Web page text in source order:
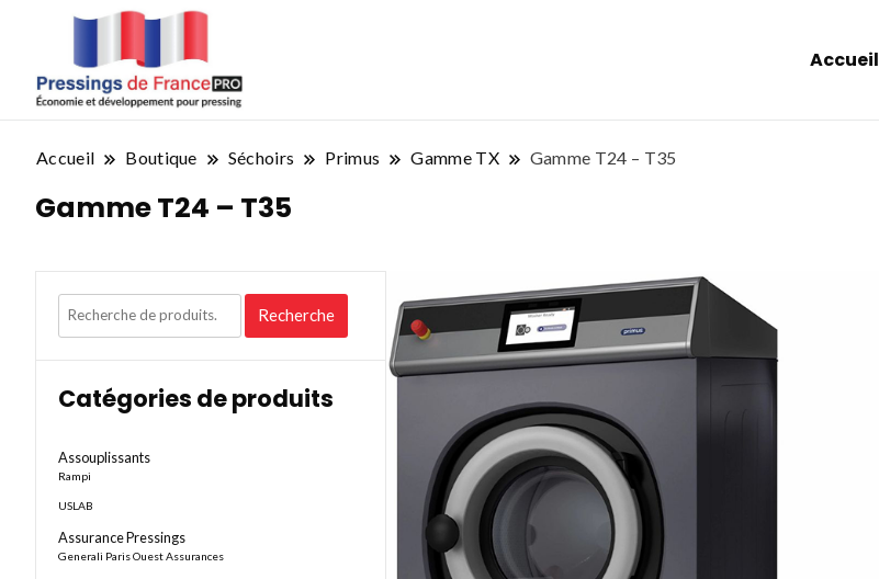
Accueil
Accueil Boutique Séchoirs Primus Gamme TX Gamme T24 – T35
Gamme T24 – T35
Recherche
pour :
Recherche
Catégories de produits
Assouplissants
Rampi
USLAB
Assurance Pressings
Generali Paris Ouest Assurances